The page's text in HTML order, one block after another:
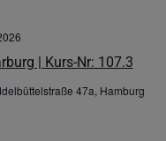
| Kurs-Nr: 107.3
47a, Hamburg